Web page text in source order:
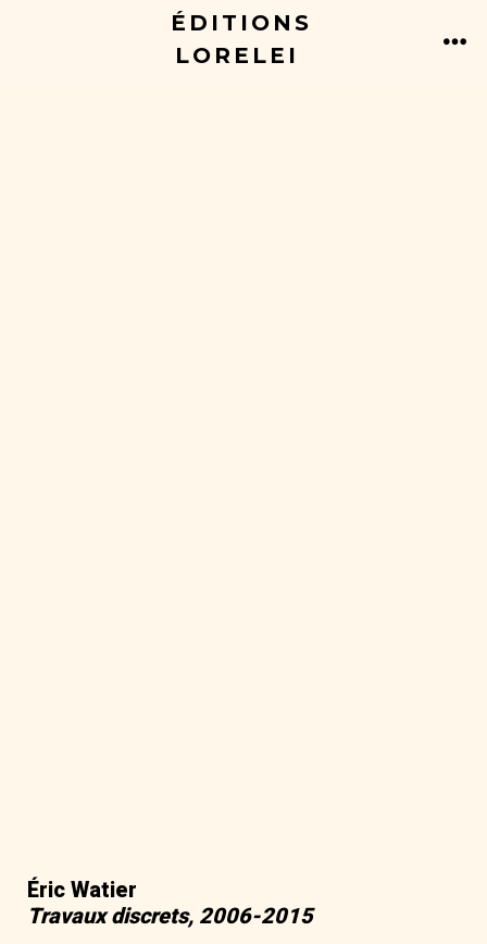
ÉDITIONS
LORELEI
Éric Watier
Travaux discrets, 2006-2015